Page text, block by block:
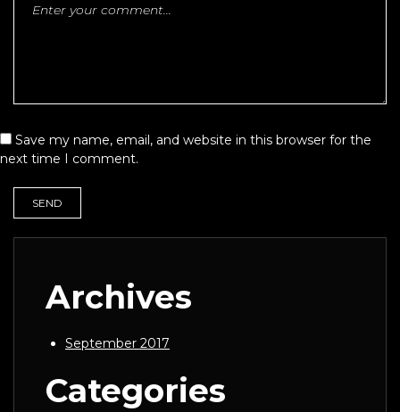
Save my name, email, and website in this browser for the
next time I comment.
Archives
September 2017
Categories